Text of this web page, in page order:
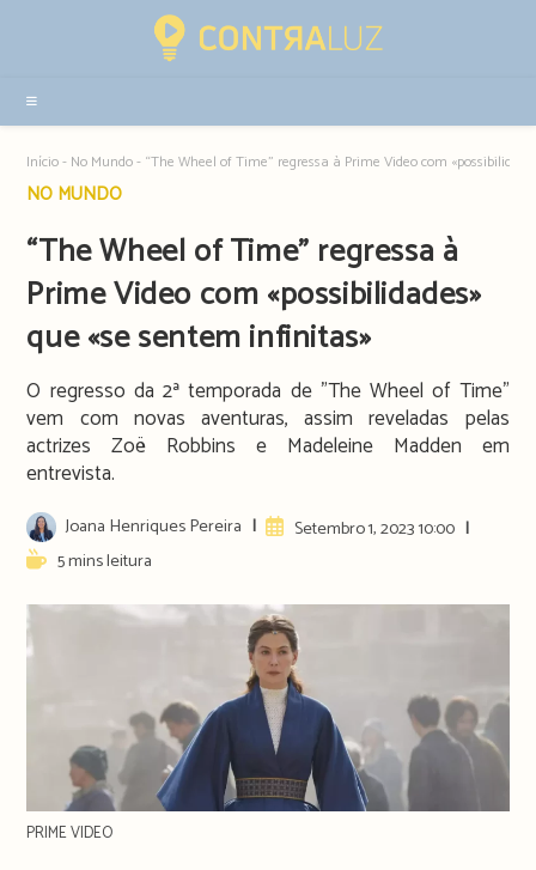
sidebar
Início- No Mundo- “The Wheel of Time” regressa à Prime Video com
Post
NO MUNDO
“The Wheel of Time” regressa à
Prime Video com «possibilidades»
que «se sentem infinitas»
O regresso da 2ª temporada de "The Wheel of Time"
vem com novas aventuras, assim reveladas pelas
actrizes Zoë Robbins e Madeleine Madden em
entrevista.
Post
author:
Joana Henriques Pereira
ArtigoSetembro 1, 2023 10:00
Reading5 mins leitura
PRIME VIDEO